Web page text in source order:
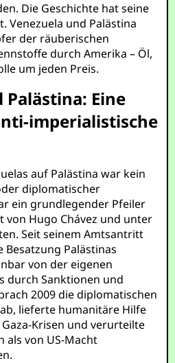
Die Geschichte hat seine
Venezuela und Palästina
der räuberischen
durch Amerika – Öl,
um jeden Preis.
Eine
imperialistische
auf Palästina war kein
diplomatischer
ein grundlegender Pfeiler
von Hugo Chávez und unter
Seit seinem Amtsantritt
Besatzung Palästinas
von der eigenen
durch Sanktionen und
2009 die diplomatischen
lieferte humanitäre Hilfe
Krisen und verurteilte
als von US-Macht